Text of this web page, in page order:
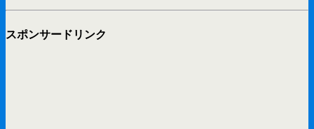
スポンサードリンク